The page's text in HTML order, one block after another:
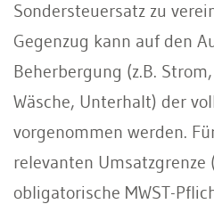
Sondersteuersatz zu
Gegenzug kann auf den
Beherbergung (z.B.
Wäsche, Unterhalt) der
vorgenommen werden.
relevanten
obligatorische MWST-